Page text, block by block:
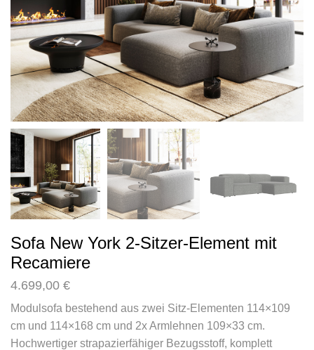
Sofa New York 2-Sitzer-Element mit
Recamiere
4.699,00 €
Modulsofa bestehend aus zwei Sitz-Elementen 114×109
cm und 114×168 cm und 2x Armlehnen 109×33 cm.
Hochwertiger strapazierfähiger Bezugsstoff, komplett